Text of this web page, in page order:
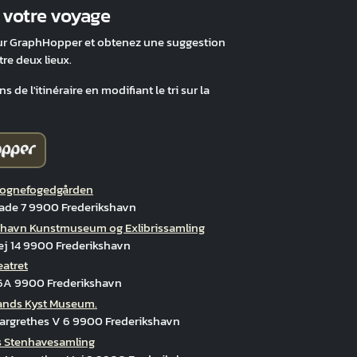
voyage
GraphHopper et obtenez une suggestion
deux lieux.
de l'itinéraire en modifiant le tri sur la
7 9900 Frederikshavn
Kunstmuseum og Exlibrissamling
14 9900 Frederikshavn
9900 Frederikshavn
Kyst Museum.
V 6 9900 Frederikshavn
Stenhavesamling